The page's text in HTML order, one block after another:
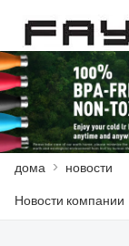
ДОМА
العربية
дома > новости
Новости компании